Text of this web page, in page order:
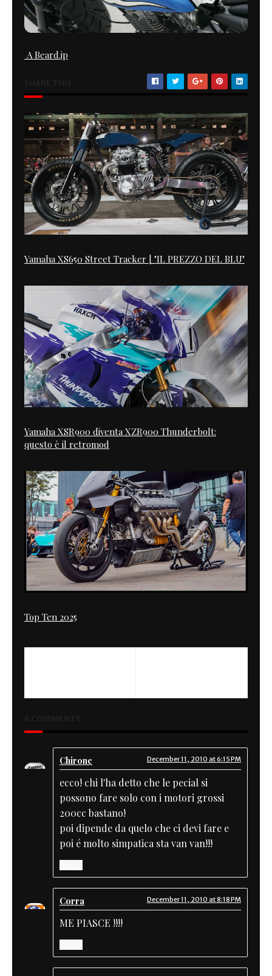
A Beard.jp
Yamaha XS650 Street Tracker | "IL PREZZO DEL BLU"
Yamaha XSR900 diventa XZR900 Thunderbolt:
questo è il retromod
Top Ten 2025
Chirone December 11, 2010 at 6:15 PM
ecco! chi l'ha detto che le pecial si
possono fare solo con i motori grossi
200cc bastano!
poi dipende da quelo che ci devi fare e
poi é molto simpatica sta van van!!!
Corra December 11, 2010 at 8:18 PM
ME PIASCE !!!!